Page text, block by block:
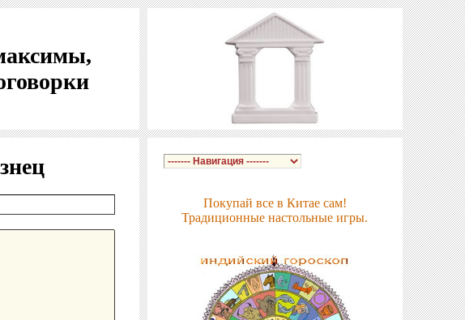
Покупай все в Китае сам!
Традиционные настольные игры.